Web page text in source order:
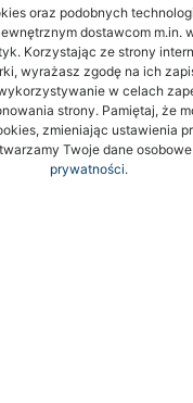
oraz podobnych
dostawcom m.in.
Korzystając ze strony
wyrażasz zgodę na ich
w celach
strony. Pamiętaj, że
zmieniając ustawienia
Twoje dane
prywatności.